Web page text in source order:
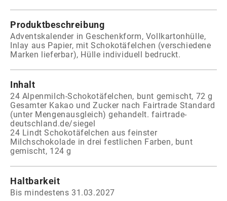
Produktbeschreibung
Adventskalender in Geschenkform, Vollkartonhülle,
Inlay aus Papier, mit Schokotäfelchen (verschiedene
Marken lieferbar), Hülle individuell bedruckt.
Inhalt
24 Alpenmilch-Schokotäfelchen, bunt gemischt, 72 g
Gesamter Kakao und Zucker nach Fairtrade Standard
(unter Mengenausgleich) gehandelt. fairtrade-
deutschland.de/siegel
24 Lindt Schokotäfelchen aus feinster
Milchschokolade in drei festlichen Farben, bunt
gemischt, 124 g
Haltbarkeit
Bis mindestens 31.03.2027